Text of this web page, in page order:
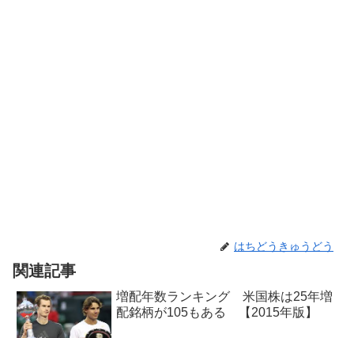
はちどうきゅうどう
関連記事
増配年数ランキング 米国株は25年増
配銘柄が105もある 【2015年版】